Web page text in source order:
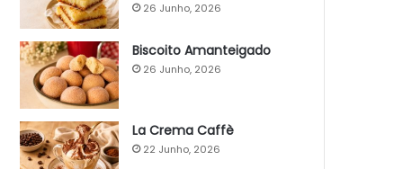
26 Junho, 2026
Biscoito Amanteigado
26 Junho, 2026
La Crema Caffè
22 Junho, 2026